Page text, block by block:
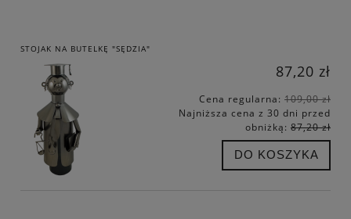
STOJAK NA BUTELKĘ "SĘDZIA"
87,20 zł
Cena regularna: 109,00 zł
Najniższa cena z 30 dni przed
obniżką: 87,20 zł
DO KOSZYKA